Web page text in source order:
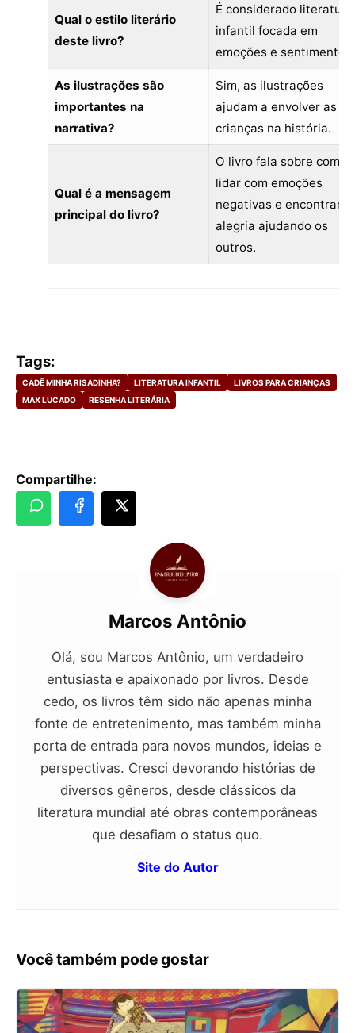
Qual o estilo literário
deste livro?
É considerado literatura
infantil focada em
emoções e sentimentos.
As ilustrações são
importantes na
narrativa?
Sim, as ilustrações
ajudam a envolver as
crianças na história.
Qual é a mensagem
principal do livro?
O livro fala sobre como
lidar com emoções
negativas e encontrar
alegria ajudando os
outros.
Tags:
CADÊ MINHA RISADINHA? LITERATURA INFANTIL
LIVROS PARA CRIANÇAS
MAX LUCADO
RESENHA LITERÁRIA
Compartilhe:
Marcos Antônio
Olá, sou Marcos Antônio, um verdadeiro
entusiasta e apaixonado por livros. Desde
cedo, os livros têm sido não apenas minha
fonte de entretenimento, mas também minha
porta de entrada para novos mundos, ideias e
perspectivas. Cresci devorando histórias de
diversos gêneros, desde clássicos da
literatura mundial até obras contemporâneas
que desafiam o status quo.
Site do Autor
Você também pode gostar